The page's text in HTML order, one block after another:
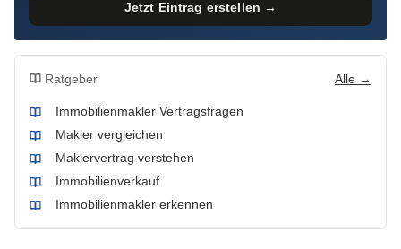
Jetzt Eintrag erstellen →
Ratgeber Alle →
Immobilienmakler Vertragsfragen
Makler vergleichen
Maklervertrag verstehen
Immobilienverkauf
Immobilienmakler erkennen